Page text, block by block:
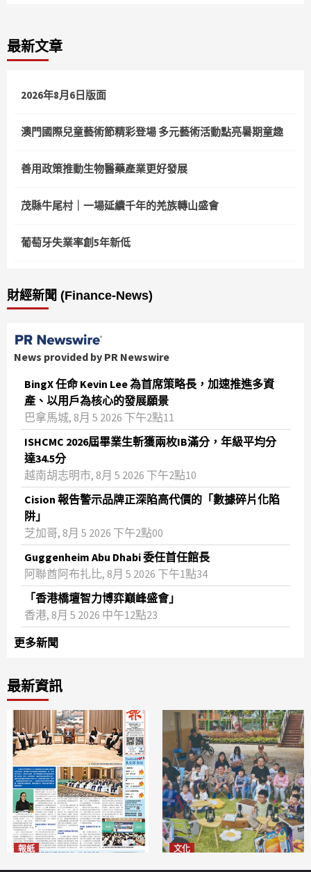
最新文章
2026年8月6日版面
澳門國際兒童藝術節精彩登場 多元藝術活動點亮暑期童趣
善用政策推動生物醫藥產業更好發展
茂縣牛尾村｜一場延續千年的羌族轉山盛會
葡萄牙失業率創5年新低
財經新聞 (Finance-News)
News provided by PR Newswire
BingX 任命 Kevin Lee 為首席策略長，加速推進多資
產、以用戶為核心的發展願景
巴拿馬城, 8月 5 2026 下午2點11
ISHCMC 2026屆畢業生斬獲兩枚IB滿分，年級平均分
達34.5分
越南胡志明市, 8月 5 2026 下午2點10
Cision 報告警示品牌正深陷高代價的「數據碎片化陷
阱」
芝加哥, 8月 5 2026 下午2點00
Guggenheim Abu Dhabi 委任首任館長
阿聯酋阿布扎比, 8月 5 2026 下午1點34
「香港橋壇智力博弈巔峰盛會」
香港, 8月 5 2026 中午12點23
更多新聞
最新資訊
報紙 文化